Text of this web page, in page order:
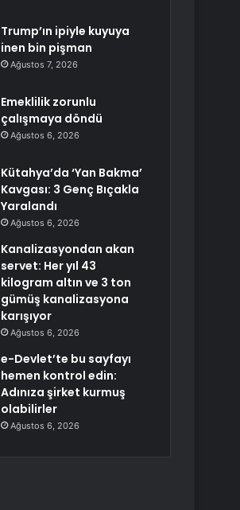
Trump’ın ipiyle kuyuya
inen bin pişman
Ağustos 7, 2026
Emeklilik zorunlu
çalışmaya döndü
Ağustos 6, 2026
Kütahya’da ‘Yan Bakma’
Kavgası: 3 Genç Bıçakla
Yaralandı
Ağustos 6, 2026
Kanalizasyondan akan
servet: Her yıl 43
kilogram altın ve 3 ton
gümüş kanalizasyona
karışıyor
Ağustos 6, 2026
e-Devlet’te bu sayfayı
hemen kontrol edin:
Adınıza şirket kurmuş
olabilirler
Ağustos 6, 2026